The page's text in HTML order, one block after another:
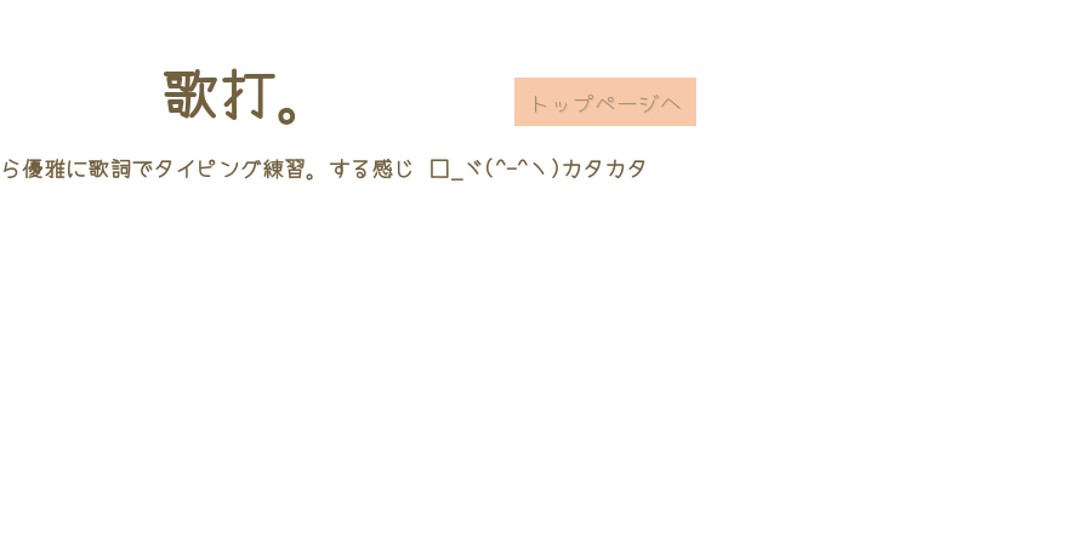
歌打。
優雅に歌詞でタイピング練習。する感じ □_ヾ(^-^ヽ)カタカタ
トップページへ